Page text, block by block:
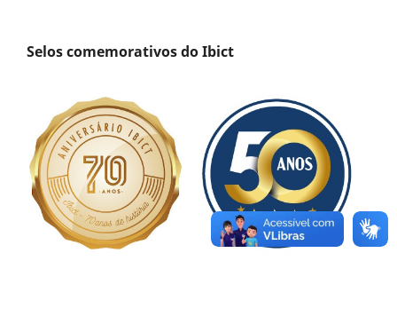
Selos comemorativos do Ibict